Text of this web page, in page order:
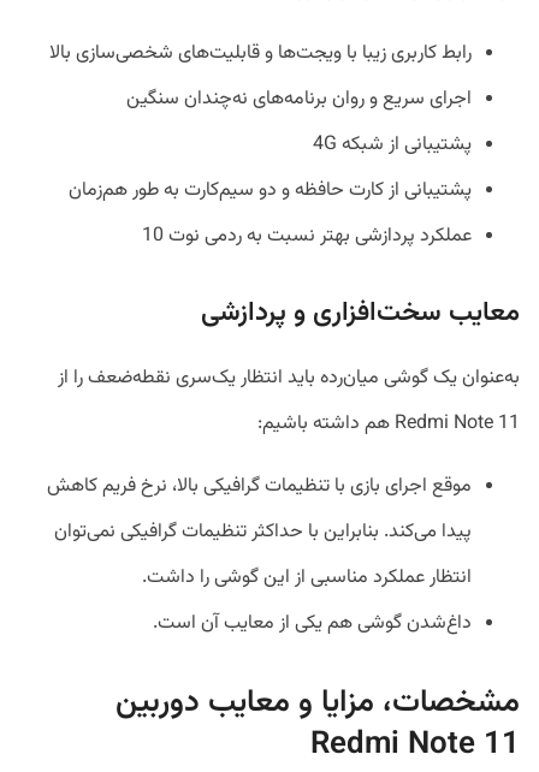
رابط کاربری زیبا با ویجت‌ها و قابلیت‌های شخصی‌سازی بالا
اجرای سریع و روان برنامه‌های نه‌چندان سنگین
پشتیبانی از شبکه 4G
پشتیبانی از کارت حافظه و دو سیم‌کارت به طور هم‌زمان
عملکرد پردازشی بهتر نسبت به ردمی نوت 10
معایب سخت‌افزاری و پردازشی
به‌عنوان یک گوشی میان‌رده باید انتظار یک‌سری نقطه‌ضعف را از
Redmi Note 11 هم داشته باشیم:
موقع اجرای بازی با تنظیمات گرافیکی بالا، نرخ فریم کاهش
پیدا می‌کند. بنابراین با حداکثر تنظیمات گرافیکی نمی‌توان
انتظار عملکرد مناسبی از این گوشی را داشت.
داغ‌شدن گوشی هم یکی از معایب آن است.
مشخصات، مزایا و معایب دوربین
Redmi Note 11